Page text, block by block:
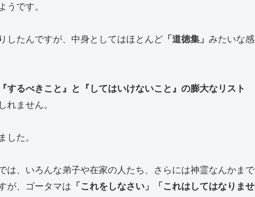
うです。
したんですが、中身としてはほとんど 「道徳集」 みたいな感
するべきこと』と『してはいけないこと』の膨大なリスト
れません。
した。
は、いろんな弟子や在家の人たち、さらには神霊なんかまで
が、ゴータマは 「これをしなさい」「これはしてはなりませ